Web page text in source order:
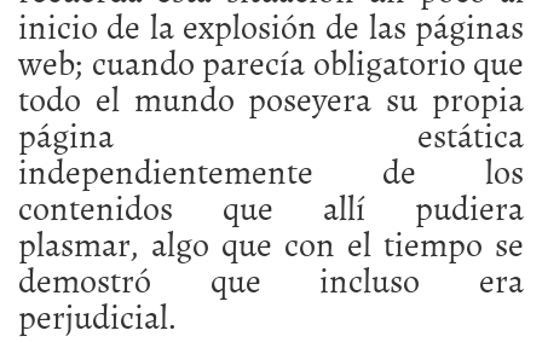
inicio de la explosión de las páginas
web; cuando parecía obligatorio que
todo el mundo poseyera su propia
página estática
independientemente de los
contenidos que allí pudiera
plasmar, algo que con el tiempo se
demostró que incluso era
perjudicial.